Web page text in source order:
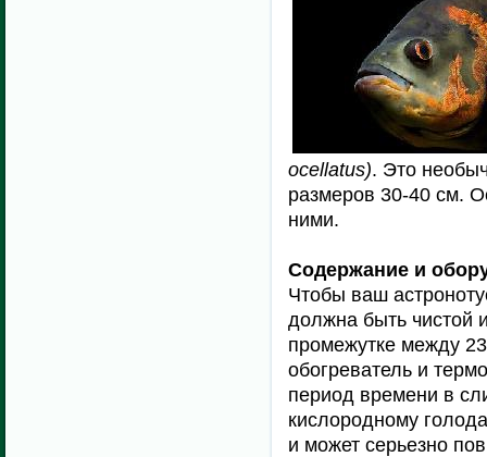
ocellatus). Это
размеров 30-40 см.
ними.
Содержание и
Чтобы ваш
должна быть чистой
промежутке между
обогреватель и
период времени в
кислородному
и может серьезно